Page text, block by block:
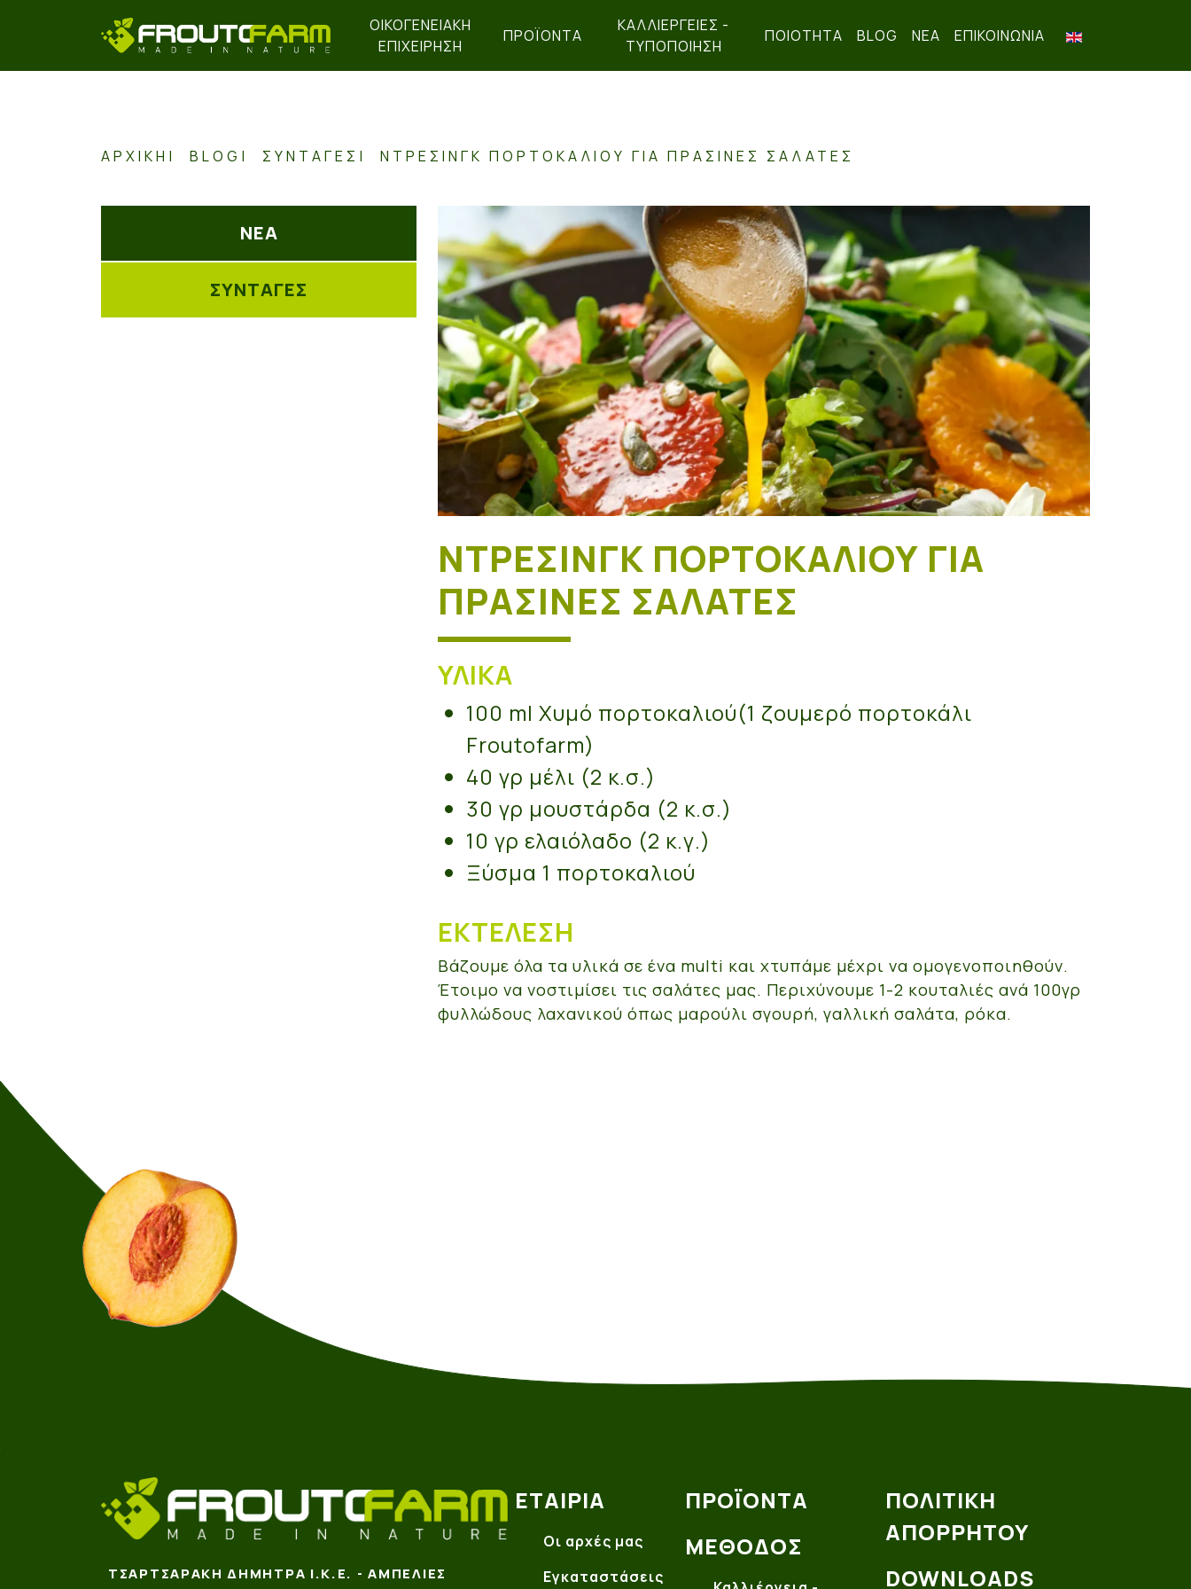
ΟΙΚΟΓΕΝΕΙΑΚΉ
ΕΠΙΧΕΊΡΗΣΗ
ΠΡΟΪΌΝΤΑ
ΚΑΛΛΙΕΡΓΕΙΕΣ -
ΤΥΠΟΠΟΙΗΣΗ
ΠΟΙΟΤΗΤΑ BLOG ΝΕΑ ΕΠΙΚΟΙΝΩΝΊΑ
ΑΡΧΙΚΉ BLOG ΣΥΝΤΑΓΕΣ ΝΤΡΈΣΙΝΓΚ ΠΟΡΤΟΚΑΛΙΟΎ ΓΙΑ ΠΡΆΣΙΝΕΣ ΣΑΛΆΤΕΣ
ΝΕΑ
ΣΥΝΤΑΓΕΣ
ΝΤΡΈΣΙΝΓΚ ΠΟΡΤΟΚΑΛΙΟΎ ΓΙΑ
ΠΡΆΣΙΝΕΣ ΣΑΛΆΤΕΣ
ΥΛΙΚΆ
100 ml Χυμό πορτοκαλιού(1 ζουμερό πορτοκάλι
Froutofarm)
40 γρ μέλι (2 κ.σ.)
30 γρ μουστάρδα (2 κ.σ.)
10 γρ ελαιόλαδο (2 κ.γ.)
Ξύσμα 1 πορτοκαλιού
ΕΚΤΈΛΕΣΗ
Βάζουμε όλα τα υλικά σε ένα multi και χτυπάμε μέχρι να ομογενοποιηθούν.
Έτοιμο να νοστιμίσει τις σαλάτες μας. Περιχύνουμε 1-2 κουταλιές ανά 100γρ
φυλλώδους λαχανικού όπως μαρούλι σγουρή, γαλλική σαλάτα, ρόκα.
ΤΣΑΡΤΣΑΡΆΚΗ ΔΉΜΗΤΡΑ Ι.Κ.Ε. - ΑΜΠΕΛΙΈΣ
ΕΤΑΙΡΊΑ
Οι αρχές μας
Εγκαταστάσεις
ΠΡΟΪΌΝΤΑ
ΜΈΘΟΔΟΣ
ΠΟΛΙΤΙΚΗ
ΑΠΟΡΡΗΤΟΥ
DOWNLOADS